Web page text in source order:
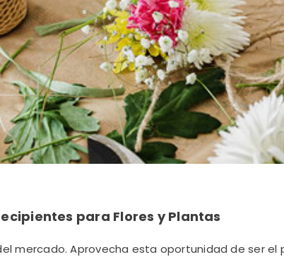
para Flores y Plantas
Aprovecha esta oportunidad de ser el